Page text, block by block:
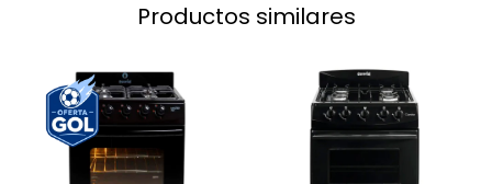
Productos similares